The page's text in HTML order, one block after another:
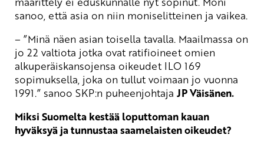
sanoo, että asia on niin moniselitteinen ja vaikea.
– ”Minä näen asian toisella tavalla. Maailmassa on
jo 22 valtiota jotka ovat ratifioineet omien
alkuperäiskansojensa oikeudet ILO 169
sopimuksella, joka on tullut voimaan jo vuonna
1991.” sanoo SKP:n puheenjohtaja JP Väisänen.
Miksi Suomelta kestää loputtoman kauan
hyväksyä ja tunnustaa saamelaisten oikeudet?